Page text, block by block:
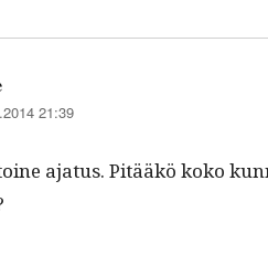
21:39
aja­tus. Pitääkö koko